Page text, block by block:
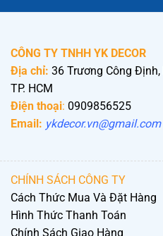
CÔNG TY TNHH YK DECOR
Địa chỉ: 36 Trương Công
TP. HCM
Điện thoại: 0909856525
Email: ykdecor.vn@gmail.com
CHÍNH SÁCH CÔNG TY
Cách Thức Mua Và Đặt Hàng
Hình Thức Thanh Toán
Chính Sách Giao Hàng